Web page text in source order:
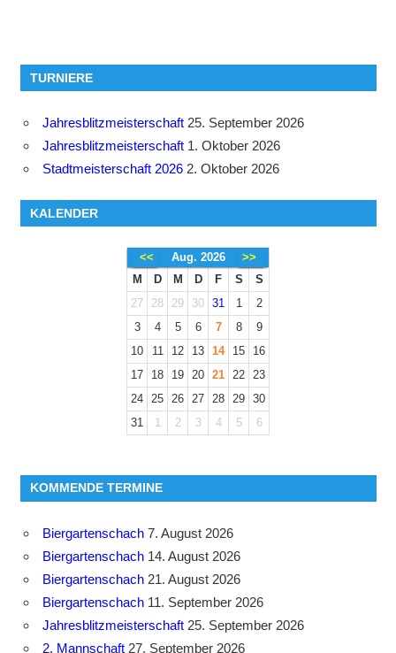
TURNIERE
Jahresblitzmeisterschaft 25. September 2026
Jahresblitzmeisterschaft 1. Oktober 2026
Stadtmeisterschaft 2026 2. Oktober 2026
KALENDER
<< Aug. 2026
>>
M
D M D F S
S
27
28 29 30 31 1
2
3
4 5 6 7 8
9
10
11 12 13 14 15
16
17
18 19 20 21 22
23
24
25 26 27 28 29 30
31
1 2 3 4 5 6
KOMMENDE TERMINE
Biergartenschach 7. August 2026
Biergartenschach 14. August 2026
Biergartenschach 21. August 2026
Biergartenschach 11. September 2026
Jahresblitzmeisterschaft 25. September 2026
2. Mannschaft 27. September 2026